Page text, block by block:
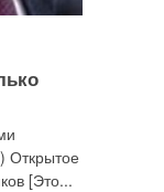
Открытое
[Это...